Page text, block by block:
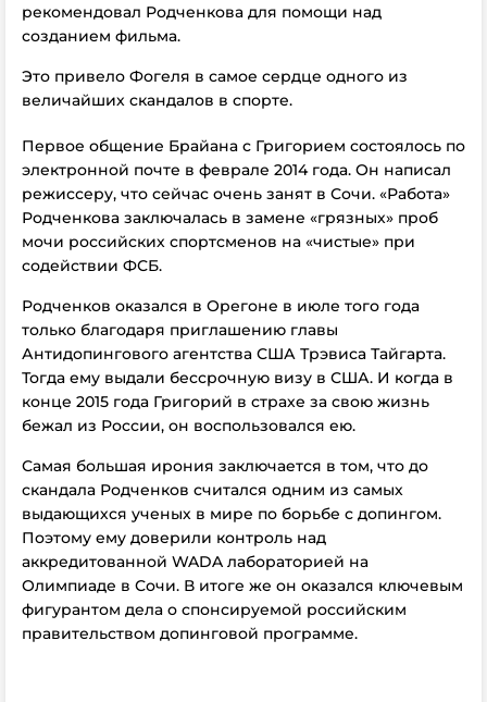
рекомендовал Родченкова для помощи над
созданием фильма.
Это привело Фогеля в самое сердце одного из
величайших скандалов в спорте.
Первое общение Брайана с Григорием состоялось по
электронной почте в феврале 2014 года. Он написал
режиссеру, что сейчас очень занят в Сочи. «Работа»
Родченкова заключалась в замене «грязных» проб
мочи российских спортсменов на «чистые» при
содействии ФСБ.
Родченков оказался в Орегоне в июле того года
только благодаря приглашению главы
Антидопингового агентства США Трэвиса Тайгарта.
Тогда ему выдали бессрочную визу в США. И когда в
конце 2015 года Григорий в страхе за свою жизнь
бежал из России, он воспользовался ею.
Самая большая ирония заключается в том, что до
скандала Родченков считался одним из самых
выдающихся ученых в мире по борьбе с допингом.
Поэтому ему доверили контроль над
аккредитованной WADA лабораторией на
Олимпиаде в Сочи. В итоге же он оказался ключевым
фигурантом дела о спонсируемой российским
правительством допинговой программе.